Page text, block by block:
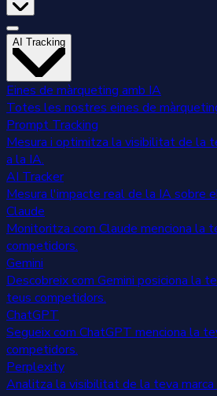
AI Tracking
Eines de màrqueting amb IA
Totes les nostres eines de
Prompt Tracking
Mesura i optimitza la visibilitat de la
a la IA.
AI Tracker
Mesura l'impacte real de la IA sobre
Claude
Monitoritza com Claude menciona la
competidors.
Gemini
Descobreix com Gemini posiciona la
teus competidors.
ChatGPT
Segueix com ChatGPT menciona la
competidors.
Perplexity
Analitza la visibilitat de la teva